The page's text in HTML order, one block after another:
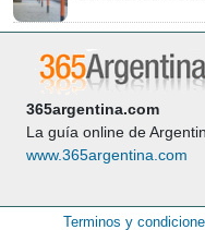
365argentina.com
La guía online de
www.365argentina.com
Terminos y